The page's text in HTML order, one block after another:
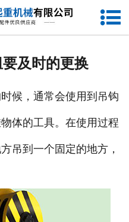
网站首页
合作客户
及时的更换
候，通常会使用到吊钩
体的工具。在使用过程
吊到一个固定的地方，